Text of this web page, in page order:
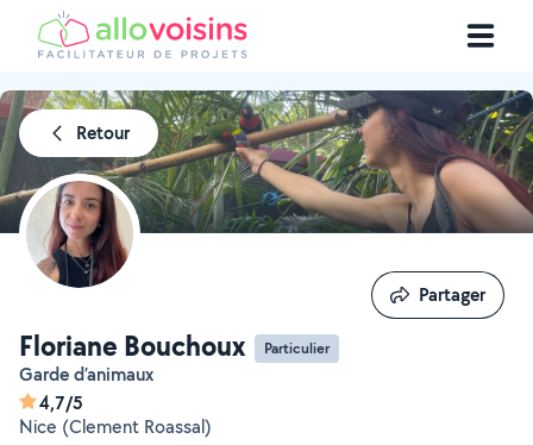
Retour
Floriane Bouchoux Particulier
Garde d’animaux
4,7/5
Nice (Clement Roassal)
Partager
Partager